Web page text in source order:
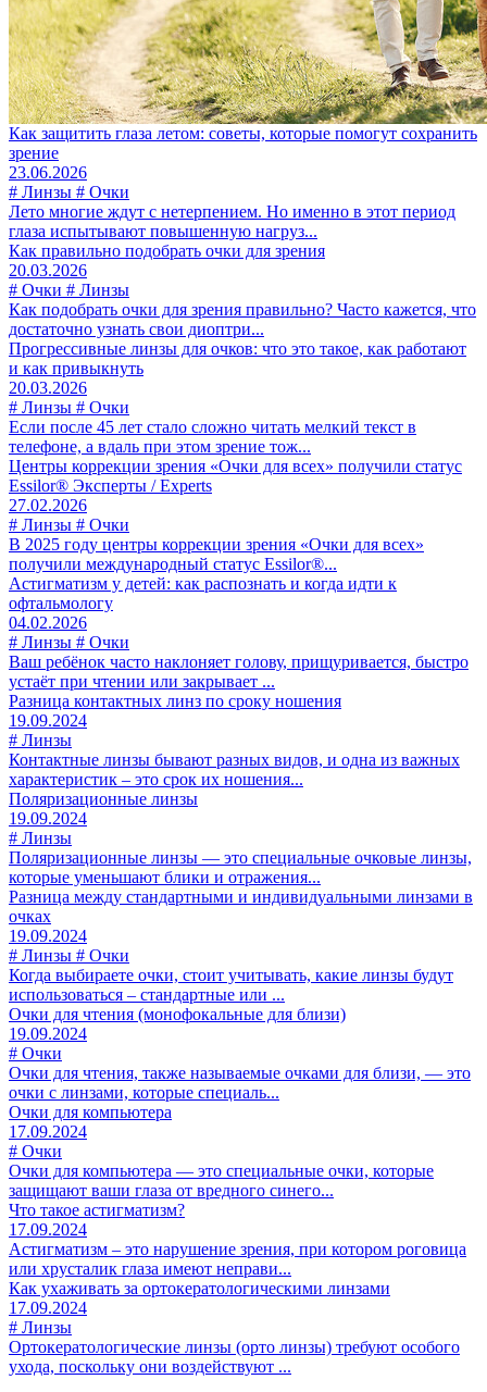
Как защитить глаза летом: советы, которые помогут сохранить
зрение
23.06.2026
# Линзы # Очки
Лето многие ждут с нетерпением. Но именно в этот период
глаза испытывают повышенную нагруз...
Как правильно подобрать очки для зрения
20.03.2026
# Очки # Линзы
Как подобрать очки для зрения правильно? Часто кажется, что
достаточно узнать свои диоптри...
Прогрессивные линзы для очков: что это такое, как работают
и как привыкнуть
20.03.2026
# Линзы # Очки
Если после 45 лет стало сложно читать мелкий текст в
телефоне, а вдаль при этом зрение тож...
Центры коррекции зрения «Очки для всех» получили статус
Essilor® Эксперты / Experts
27.02.2026
# Линзы # Очки
В 2025 году центры коррекции зрения «Очки для всех»
получили международный статус Essilor®...
Астигматизм у детей: как распознать и когда идти к
офтальмологу
04.02.2026
# Линзы # Очки
Ваш ребёнок часто наклоняет голову, прищуривается, быстро
устаёт при чтении или закрывает ...
Разница контактных линз по сроку ношения
19.09.2024
# Линзы
Контактные линзы бывают разных видов, и одна из важных
характеристик – это срок их ношения...
Поляризационные линзы
19.09.2024
# Линзы
Поляризационные линзы — это специальные очковые линзы,
которые уменьшают блики и отражения...
Разница между стандартными и индивидуальными линзами в
очках
19.09.2024
# Линзы # Очки
Когда выбираете очки, стоит учитывать, какие линзы будут
использоваться – стандартные или ...
Очки для чтения (монофокальные для близи)
19.09.2024
# Очки
Очки для чтения, также называемые очками для близи, — это
очки с линзами, которые специаль...
Очки для компьютера
17.09.2024
# Очки
Очки для компьютера — это специальные очки, которые
защищают ваши глаза от вредного синего...
Что такое астигматизм?
17.09.2024
Астигматизм – это нарушение зрения, при котором роговица
или хрусталик глаза имеют неправи...
Как ухаживать за ортокератологическими линзами
17.09.2024
# Линзы
Ортокератологические линзы (орто линзы) требуют особого
ухода, поскольку они воздействуют ...